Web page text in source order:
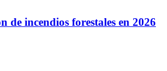
de incendios forestales en 2026